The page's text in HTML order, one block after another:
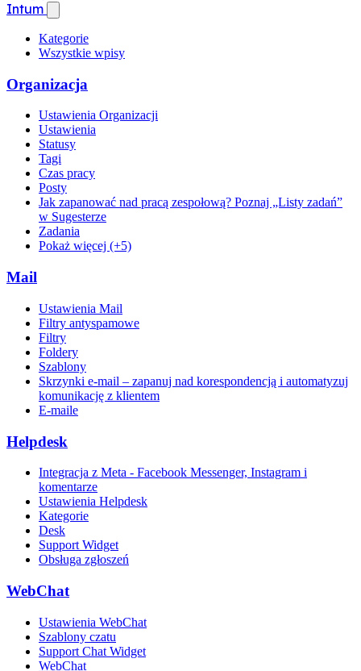
Intum
Kategorie
Wszystkie wpisy
Organizacja
Ustawienia Organizacji
Ustawienia
Statusy
Tagi
Czas pracy
Posty
Jak zapanować nad pracą zespołową? Poznaj „Listy zadań”
w Sugesterze
Zadania
Pokaż więcej (+5)
Mail
Ustawienia Mail
Filtry antyspamowe
Filtry
Foldery
Szablony
Skrzynki e-mail – zapanuj nad korespondencją i automatyzuj
komunikację z klientem
E-maile
Helpdesk
Integracja z Meta - Facebook Messenger, Instagram i
komentarze
Ustawienia Helpdesk
Kategorie
Desk
Support Widget
Obsługa zgłoszeń
WebChat
Ustawienia WebChat
Szablony czatu
Support Chat Widget
WebChat